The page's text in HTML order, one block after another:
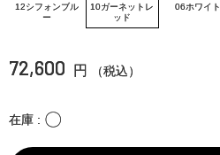
12シフォンブル
ー
10ガーネットレ
ッド
06ホワイト
72,600 円 （税込）
在庫 〇